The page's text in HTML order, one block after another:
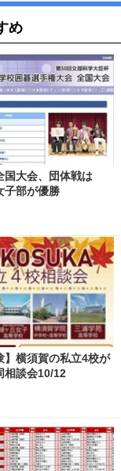
め
国大会、団体戦は
子部が優勝
】横須賀の私立4校が
談会10/12